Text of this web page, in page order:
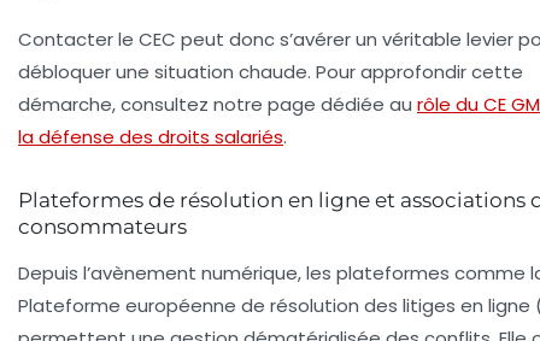
Contacter le CEC peut donc s’avérer un véritable levier
débloquer une situation chaude. Pour approfondir cette
démarche, consultez notre page dédiée au rôle du CE
la défense des droits salariés.
Plateformes de résolution en ligne et associations
consommateurs
Depuis l’avènement numérique, les plateformes comme
Plateforme européenne de résolution des litiges en ligne